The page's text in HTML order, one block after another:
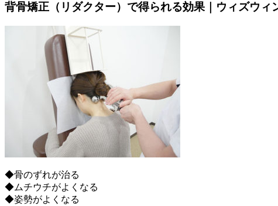
背骨矯正（リダクター）で得られる効果｜ウィズウィ
◆骨のずれが治る
◆ムチウチがよくなる
◆姿勢がよくなる